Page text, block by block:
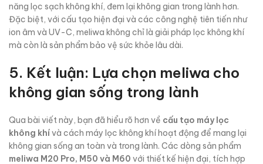
năng lọc sạch không khí, đem lại không gian trong lành hơn.
Đặc biệt, với cấu tạo hiện đại và các công nghệ tiên tiến như
ion âm và UV-C, meliwa không chỉ là giải pháp lọc không khí
mà còn là sản phẩm bảo vệ sức khỏe lâu dài.
5. Kết luận: Lựa chọn meliwa cho
không gian sống trong lành
Qua bài viết này, bạn đã hiểu rõ hơn về cấu tạo máy lọc
không khívà cách máy lọc không khí hoạt động để mang lại
không gian sống an toàn và trong lành. Các dòng sản phẩm
meliwa M20 Pro, M50 và M60 với thiết kế hiện đại, tích hợp